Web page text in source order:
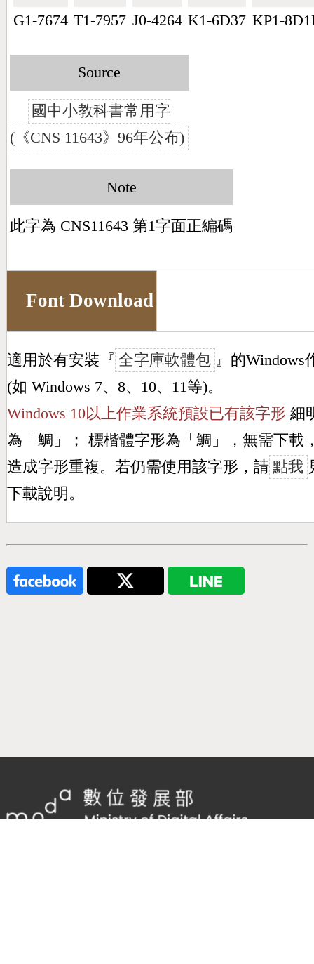
G1-7674 T1-7957 J0-4264 K1-6D37 KP1-
Source
國中小教科書常用字
(《CNS 11643》96年公布)
Note
此字為 CNS11643 第1字面正編碼
Font Download
適用於有安裝『 全字庫軟體包 』的Windows
(如 Windows 7、8、10、11等)。
Windows 10以上作業系統預設已有該字形 細
為「 鯛 」； 標楷體字形為「 鯛 」，無需下載
造成字形重複。若仍需使用該字形，請 點我
下載說明。